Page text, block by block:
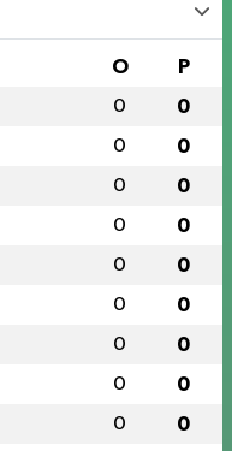
O P
0 0
0 0
0 0
0 0
0 0
0 0
0 0
0 0
0 0